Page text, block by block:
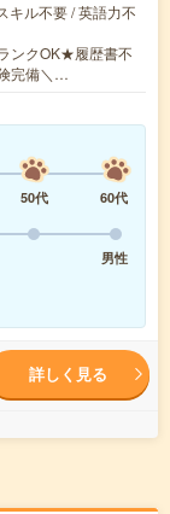
キル不要 / 英語力不
ンクOK★履歴書不
完備＼…
50代
60代
男性
詳しく見る